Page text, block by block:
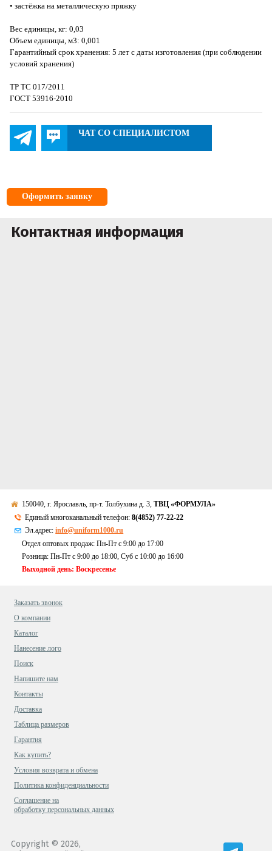
• застёжка на металлическую пряжку
Вес единицы, кг: 0,03
Объем единицы, м3: 0,001
Гарантийный срок хранения: 5 лет с даты изготовления (при соблюдении
условий хранения)
ТР ТС 017/2011
ГОСТ 53916-2010
ЧАТ СО СПЕЦИАЛИСТОМ
Оформить заявку
Контактная информация
150040, г. Ярославль, пр-т. Толбухина д. 3,ТВЦ «ФОРМУЛА»
Единый многоканальный телефон:8(4852) 77-22-22
Эл.адрес:info@uniform1000.ru
Отдел оптовых продаж: Пн-Пт с 9:00 до 17:00
Розница: Пн-Пт с 9:00 до 18:00, Суб c 10:00 до 16:00
Выходной день: Воскресенье
Заказать звонок
О компании
Каталог
Нанесение лого
Поиск
Напишите нам
Контакты
Доставка
Таблица размеров
Гарантия
Как купить?
Условия возврата и обмена
Политика конфиденциальности
Cоглашение на
обработку персональных данных
Copyright © 2026,